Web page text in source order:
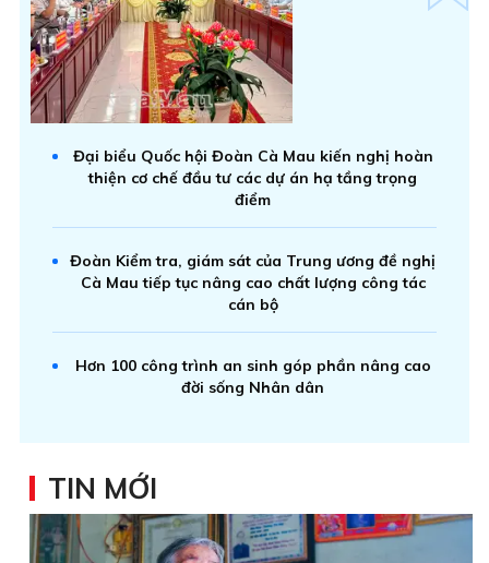
Đại biểu Quốc hội Đoàn Cà Mau kiến nghị hoàn
thiện cơ chế đầu tư các dự án hạ tầng trọng
điểm
Đoàn Kiểm tra, giám sát của Trung ương đề nghị
Cà Mau tiếp tục nâng cao chất lượng công tác
cán bộ
Hơn 100 công trình an sinh góp phần nâng cao
đời sống Nhân dân
TIN MỚI